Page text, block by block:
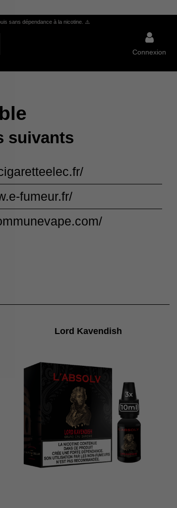
sans dépendance à la nicotine. ⚠️
Connexion
suivants
fumeur.fr/
Lord Kavendish